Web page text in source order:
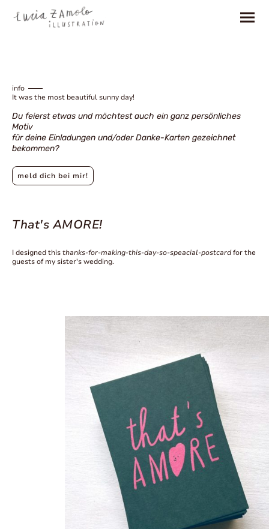
info
It was the most beautiful sunny day!
Du feierst etwas und möchtest auch ein ganz persönliches
Motiv
für deine Einladungen und/oder Danke-Karten gezeichnet
bekommen?
meld dich bei mir!
That's AMORE!
I designed thisthanks-for-making-this-day-so-speacial-postcardfor the
guests of my sister's wedding.